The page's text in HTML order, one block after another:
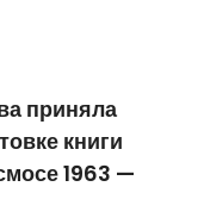
приняла
книги
1963 —